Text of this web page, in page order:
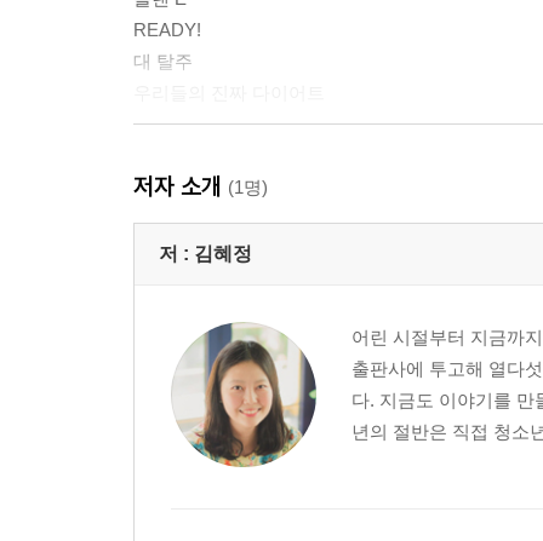
READY!
대 탈주
작가의 말
저자 소개 (1명)
저 : 김혜정
어린 시절부터 지금까
출판사에 투고해 열다
다. 지금도 이야기를 만
년의 절반은 직접 청소